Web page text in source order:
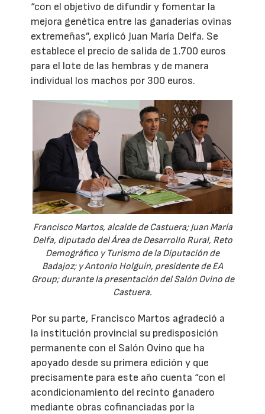
“con el objetivo de difundir y fomentar la
mejora genética entre las ganaderías ovinas
extremeñas”, explicó Juan María Delfa. Se
establece el precio de salida de 1.700 euros
para el lote de las hembras y de manera
individual los machos por 300 euros.
Francisco Martos, alcalde de Castuera; Juan María
Delfa, diputado del Área de Desarrollo Rural, Reto
Demográfico y Turismo de la Diputación de
Badajoz; y Antonio Holguín, presidente de EA
Group; durante la presentación del Salón Ovino de
Castuera.
Por su parte, Francisco Martos agradeció a
la institución provincial su predisposición
permanente con el Salón Ovino que ha
apoyado desde su primera edición y que
precisamente para este año cuenta “con el
acondicionamiento del recinto ganadero
mediante obras cofinanciadas por la